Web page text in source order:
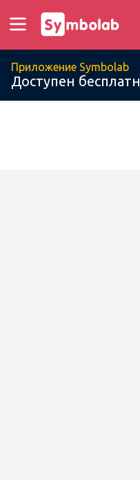
Приложение Symbolab
Доступен